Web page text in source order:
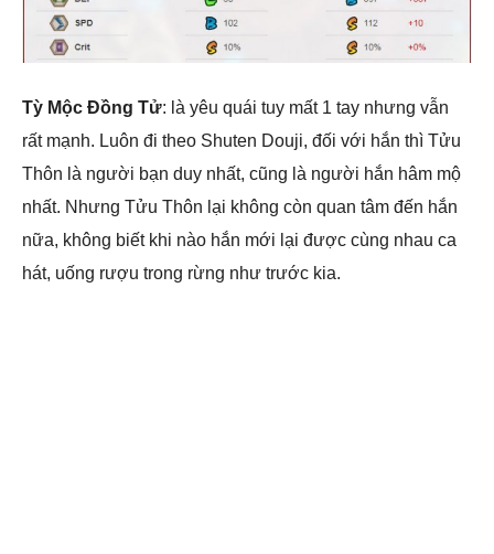
Tỳ Mộc Đồng Tử: là yêu quái tuy mất 1 tay nhưng vẫn
rất mạnh. Luôn đi theo Shuten Douji, đối với hắn thì Tửu
Thôn là người bạn duy nhất, cũng là người hắn hâm mộ
nhất. Nhưng Tửu Thôn lại không còn quan tâm đến hắn
nữa, không biết khi nào hắn mới lại được cùng nhau ca
hát, uống rượu trong rừng như trước kia.